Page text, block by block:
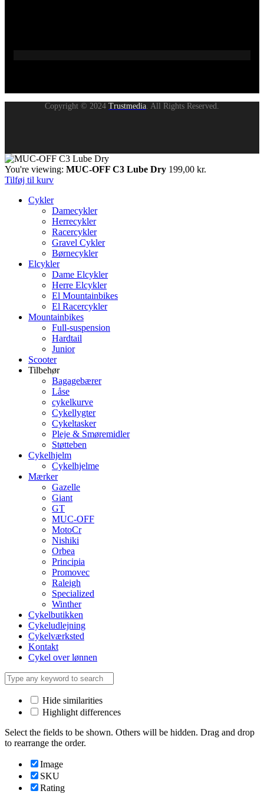
Copyright © 2024 Trustmedia. All Rights Reserved.
You're viewing: MUC-OFF C3 Lube Dry 199,00 kr.
Tilføj til kurv
Cykler
Damecykler
Herrecykler
Racercykler
Gravel Cykler
Børnecykler
Elcykler
Dame Elcykler
Herre Elcykler
El Mountainbikes
El Racercykler
Mountainbikes
Full-suspension
Hardtail
Junior
Scooter
Tilbehør
Bagagebærer
Låse
cykelkurve
Cykellygter
Cykeltasker
Pleje & Smøremidler
Støtteben
Cykelhjelm
Cykelhjelme
Mærker
Gazelle
Giant
GT
MUC-OFF
MotoCr
Nishiki
Orbea
Principia
Promovec
Raleigh
Specialized
Winther
Cykelbutikken
Cykeludlejning
Cykelværksted
Kontakt
Cykel over lønnen
Hide similarities
Highlight differences
Select the fields to be shown. Others will be hidden. Drag and drop
to rearrange the order.
Image
SKU
Rating